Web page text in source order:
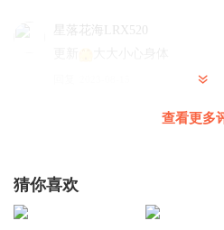
星落花海LRX520
回复 @星落花海
听友445440298
可以快点吗
查看更多
猜你喜欢